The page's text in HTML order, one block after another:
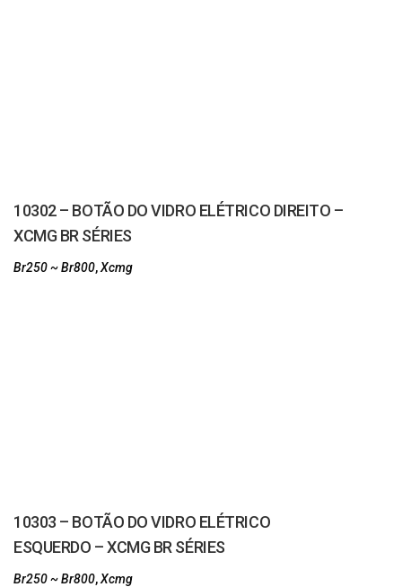
10302 – BOTÃO DO VIDRO ELÉTRICO DIREITO –
XCMG BR SÉRIES
Br250 ~ Br800,Xcmg
10303 – BOTÃO DO VIDRO ELÉTRICO
ESQUERDO – XCMG BR SÉRIES
Br250 ~ Br800,Xcmg